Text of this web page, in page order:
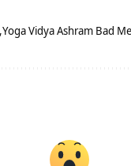
Yoga Vidya Ashram Bad